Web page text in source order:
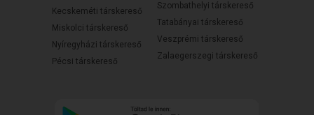
Kecskeméti társkereső
Miskolci társkereső
Nyíregyházi társkereső
Pécsi társkereső
Szombathelyi társkereső
Tatabányai társkereső
Veszprémi társkereső
Zalaegerszegi társkereső